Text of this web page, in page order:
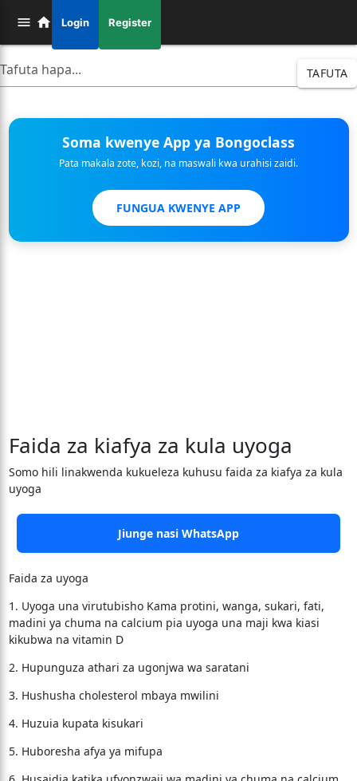
Login Register
TAFUTA
Soma kwenye App ya Bongoclass
Pata makala zote, kozi, na maswali kwa urahisi zaidi.
FUNGUA KWENYE APP
Faida za kiafya za kula uyoga
Somo hili linakwenda kukueleza kuhusu faida za kiafya za kula
uyoga
Jiunge nasi WhatsApp
Faida za uyoga
1. Uyoga una virutubisho Kama protini, wanga, sukari, fati,
madini ya chuma na calcium pia uyoga una maji kwa kiasi
kikubwa na vitamin D
2. Hupunguza athari za ugonjwa wa saratani
3. Hushusha cholesterol mbaya mwilini
4. Huzuia kupata kisukari
5. Huboresha afya ya mifupa